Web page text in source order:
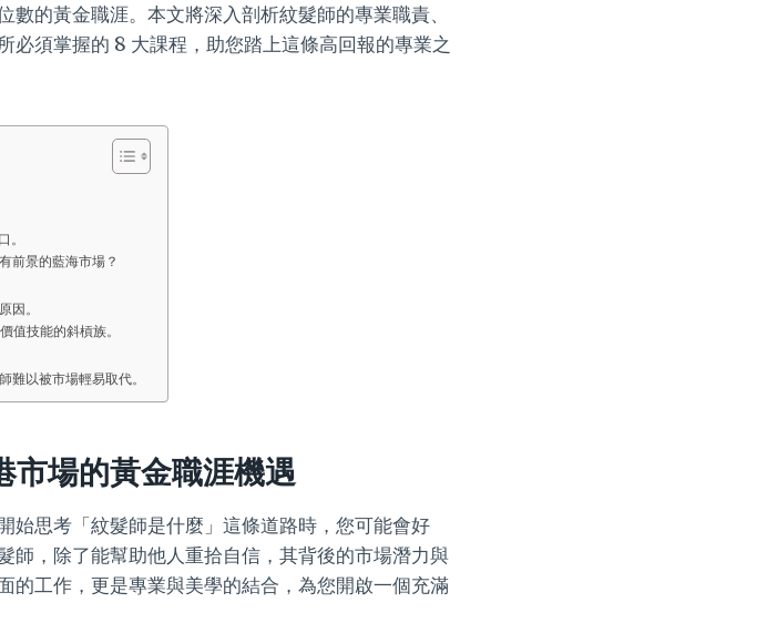
的黃金職涯。本文將深入剖析紋髮師的專業職責、
須掌握的 8 大課程，助您踏上這條高回報的專業之
。
前景的藍海市場？
因。
值技能的斜槓族。
難以被市場輕易取代。
市場的黃金職涯機遇
始思考「紋髮師是什麼」這條道路時，您可能會好
師，除了能幫助他人重拾自信，其背後的市場潛力與
的工作，更是專業與美學的結合，為您開啟一個充滿